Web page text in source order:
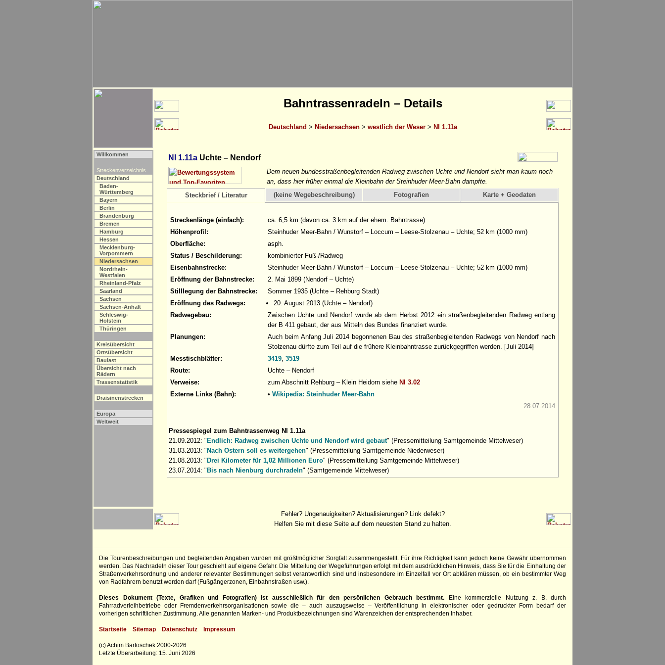
Bahntrassenradeln – Details
Deutschland > Niedersachsen> westlich der Weser> NI 1.11a
Willkommen
Streckenverzeichnis
Deutschland
Baden-
Württemberg
Bayern
Berlin
Brandenburg
Bremen
Hamburg
Hessen
Mecklenburg-
Vorpommern
Niedersachsen
Nordrhein-
Westfalen
Rheinland-Pfalz
Saarland
Sachsen
Sachsen-Anhalt
Schleswig-
Holstein
Thüringen
Kreisübersicht
Ortsübersicht
Baulast
Übersicht nach
Rädern
Trassenstatistik
Draisinenstrecken
Europa
Weltweit
NI 1.11a Uchte – Nendorf
Dem neuen bundesstraßenbegleitenden Radweg zwischen Uchte und Nendorf sieht man kaum noch
an, dass hier früher einmal die Kleinbahn der Steinhuder Meer-Bahn dampfte.
Steckbrief / Literatur
(keine Wegebeschreibung) Fotografien Karte + Geodaten
Streckenlänge (einfach):
ca. 6,5 km (davon ca. 3 km auf der ehem. Bahntrasse)
Höhenprofil:
Steinhuder Meer-Bahn / Wunstorf – Loccum – Leese-Stolzenau – Uchte; 52 km (1000 mm)
Oberfläche:
asph.
Status / Beschilderung:
kombinierter Fuß-/Radweg
Eisenbahnstrecke:
Steinhuder Meer-Bahn / Wunstorf – Loccum – Leese-Stolzenau – Uchte; 52 km (1000 mm)
Eröffnung der Bahnstrecke:
2. Mai 1899 (Nendorf – Uchte)
Stilllegung der Bahnstrecke:
Sommer 1935 (Uchte – Rehburg Stadt)
Eröffnung des Radwegs:
20. August 2013 (Uchte – Nendorf)
Radwegebau:
Zwischen Uchte und Nendorf wurde ab dem Herbst 2012 ein straßenbegleitenden Radweg entlang
der B 411 gebaut, der aus Mitteln des Bundes finanziert wurde.
Planungen:
Auch beim Anfang Juli 2014 begonnenen Bau des straßenbegleitenden Radwegs von Nendorf nach
Stolzenau dürfte zum Teil auf die frühere Kleinbahntrasse zurückgegriffen werden. [Juli 2014]
Messtischblätter:
3419, 3519
Route:
Uchte – Nendorf
Verweise:
zum Abschnitt Rehburg – Klein Heidorn siehe NI 3.02
Externe Links (Bahn):
• Wikipedia: Steinhuder Meer-Bahn
28.07.2014
Pressespiegel zum Bahntrassenweg NI 1.11a
21.09.2012: "Endlich: Radweg zwischen Uchte und Nendorf wird gebaut" (Pressemitteilung Samtgemeinde Mittelweser)
31.03.2013: "Nach Ostern soll es weitergehen" (Pressemitteilung Samtgemeinde Niederweser)
21.08.2013: "Drei Kilometer für 1,02 Millionen Euro" (Pressemitteilung Samtgemeinde Mittelweser)
23.07.2014: "Bis nach Nienburg durchradeln" (Samtgemeinde Mittelweser)
Fehler? Ungenauigkeiten? Aktualisierungen? Link defekt?
Helfen Sie mit diese Seite auf dem neuesten Stand zu halten.
Die Tourenbeschreibungen und begleitenden Angaben wurden mit größtmöglicher Sorgfalt zusammengestellt. Für ihre Richtigkeit kann jedoch keine Gewähr übernommen
werden. Das Nachradeln dieser Tour geschieht auf eigene Gefahr. Die Mitteilung der Wegeführungen erfolgt mit dem ausdrücklichen Hinweis, dass Sie für die Einhaltung der
Straßenverkehrsordnung und anderer relevanter Bestimmungen selbst verantwortlich sind und insbesondere im Einzelfall vor Ort abklären müssen, ob ein bestimmter Weg
von Radfahrern benutzt werden darf (Fußgängerzonen, Einbahnstraßen usw.).
Dieses Dokument (Texte, Grafiken und Fotografien) ist ausschließlich für den persönlichen Gebrauch bestimmt. Eine kommerzielle Nutzung z. B. durch
Fahrradverleihbetriebe oder Fremdenverkehrsorganisationen sowie die – auch auszugsweise – Veröffentlichung in elektronischer oder gedruckter Form bedarf der
vorherigen schriftlichen Zustimmung. Alle genannten Marken- und Produktbezeichnungen sind Warenzeichen der entsprechenden Inhaber.
Startseite Sitemap Datenschutz Impressum
(c) Achim Bartoschek 2000-2026
Letzte Überarbeitung: 15. Juni 2026